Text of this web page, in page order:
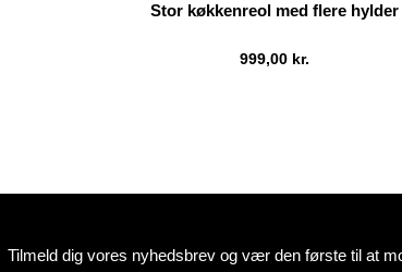
Stor køkkenreol med flere hylder
999,00 kr.
Tilmeld dig vores nyhedsbrev og vær den første til at